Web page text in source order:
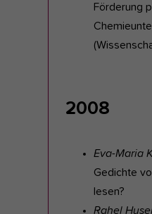
Förderung
2008
Eva-Maria
Gedichte
lesen?
Rahel